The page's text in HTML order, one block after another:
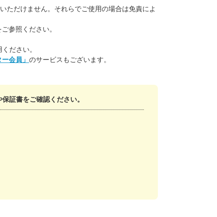
だけません。それらでご使用の場合は免責によ
ご参照ください。
ださい。
会員」 のサービスもございます。
証書をご確認ください。